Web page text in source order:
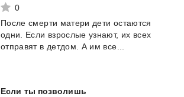
0
После смерти матери дети остаются
одни. Если взрослые узнают, их всех
отправят в детдом. А им все...
Если ты позволишь